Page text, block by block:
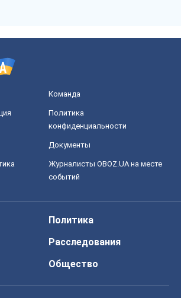
Команда
Политика
конфиденциальности
Документы
Журналисты OBOZ.UA на месте
событий
Политика
Расследования
Общество